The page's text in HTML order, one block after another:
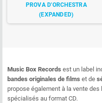
PROVA D'ORCHESTRA
(EXPANDED)
Music Box Records est un label
bandes originales de films et de
propose également à la vente
spécialisés au format CD.